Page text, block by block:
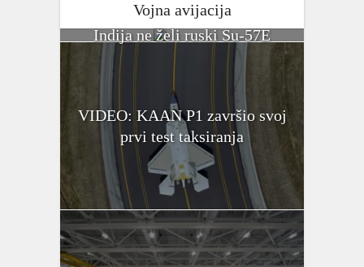
Vojna avijacija
Indija ne želi ruski Su-57E
VIDEO: KAAN P1 završio svoj
prvi test taksiranja